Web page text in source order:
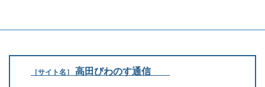
［サイト名］ 高田びわのす通信